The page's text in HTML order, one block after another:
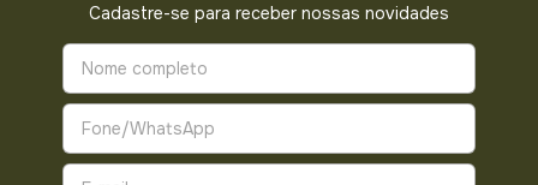
Cadastre-se para receber nossas novidades